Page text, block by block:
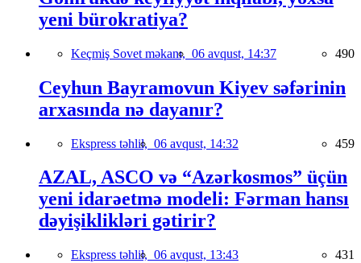
yeni bürokratiya?
Keçmiş Sovet məkanı, 06 avqust, 14:37 490
Ceyhun Bayramovun Kiyev səfərinin
arxasında nə dayanır?
Ekspress təhlil, 06 avqust, 14:32 459
AZAL, ASCO və “Azərkosmos” üçün
yeni idarəetmə modeli: Fərman hansı
dəyişiklikləri gətirir?
Ekspress təhlil, 06 avqust, 13:43 431